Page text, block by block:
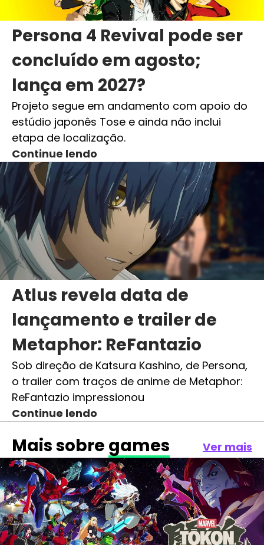
Persona 4 Revival pode ser
concluído em agosto;
lança em 2027?
Projeto segue em andamento com apoio do
estúdio japonês Tose e ainda não inclui
etapa de localização.
Continue lendo
Atlus revela data de
lançamento e trailer de
Metaphor: ReFantazio
Sob direção de Katsura Kashino, de Persona,
o trailer com traços de anime de Metaphor:
ReFantazio impressionou
Continue lendo
Mais sobre games Ver mais